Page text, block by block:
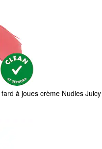
à joues crème Nudies